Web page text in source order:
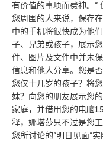
有价值的事项而费神。”
您周围的人来说，保存
中的手机将很快成为他
子、兄弟或孩子，展示
件、图片及文件中并未
信息和他人分享。您是
您仅十几岁的孩子？将
妹？向您的朋友展示您
家庭，并借用您的电脑
释，娜塔莎只不过是您
您所讨论的”明日见面”